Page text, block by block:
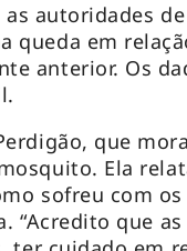
autoridades
queda em
anterior. Os
que
Ela
sofreu com
“Acredito que